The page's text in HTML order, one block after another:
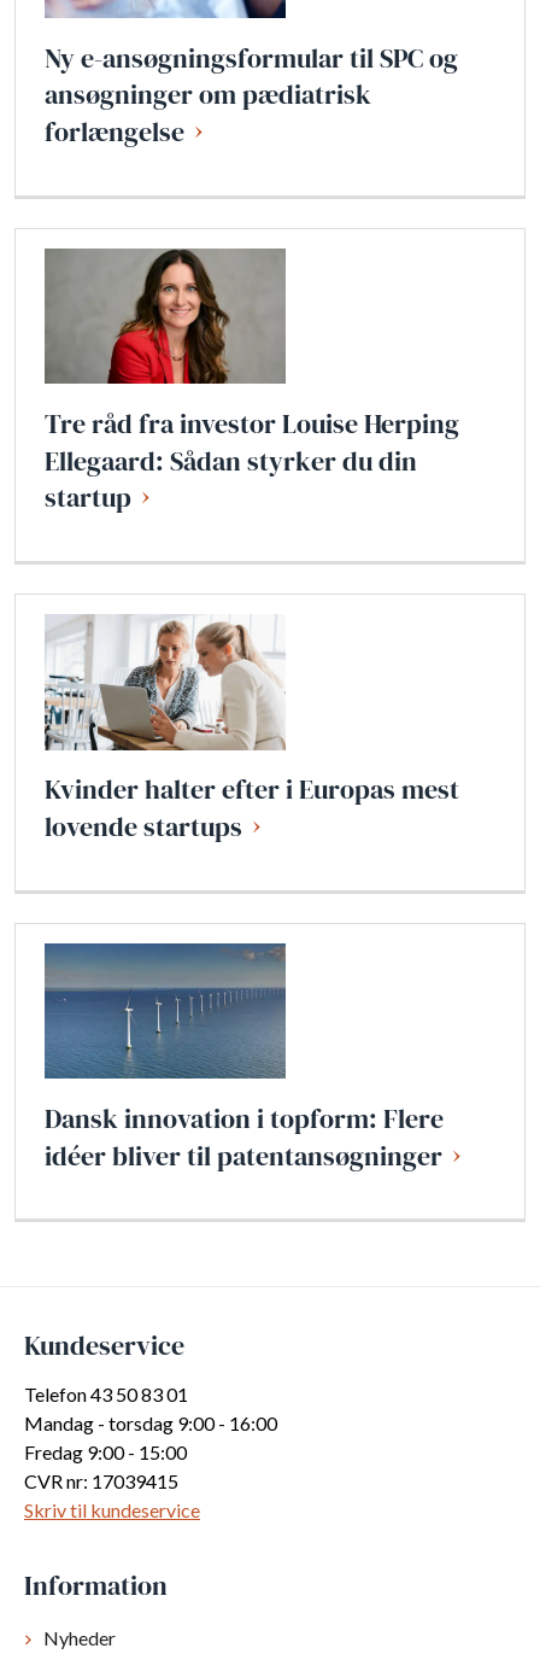
Ny e-ansøgningsformular til SPC og
ansøgninger om pædiatrisk
forlængelse
Tre råd fra investor Louise Herping
Ellegaard: Sådan styrker du din
startup
Kvinder halter efter i Europas mest
lovende startups
Dansk innovation i topform: Flere
idéer bliver til patentansøgninger
Kundeservice
Telefon 43 50 83 01
Mandag - torsdag 9:00 - 16:00
Fredag 9:00 - 15:00
CVR nr: 17039415
Skriv til kundeservice
Information
Nyheder